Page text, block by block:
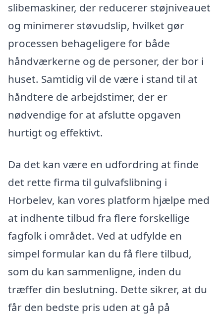
slibemaskiner, der reducerer støjniveauet
og minimerer støvudslip, hvilket gør
processen behageligere for både
håndværkerne og de personer, der bor i
huset. Samtidig vil de være i stand til at
håndtere de arbejdstimer, der er
nødvendige for at afslutte opgaven
hurtigt og effektivt.
Da det kan være en udfordring at finde
det rette firma til gulvafslibning i
Horbelev, kan vores platform hjælpe med
at indhente tilbud fra flere forskellige
fagfolk i området. Ved at udfylde en
simpel formular kan du få flere tilbud,
som du kan sammenligne, inden du
træffer din beslutning. Dette sikrer, at du
får den bedste pris uden at gå på